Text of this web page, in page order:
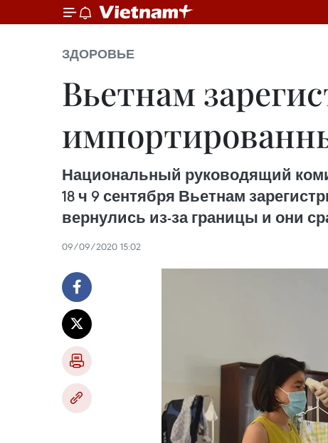
ЗДОРОВЬЕ
Вьетнам
Национальный руководящий
18 ч 9 сентября Вьетнам
вернулись из-за границы и они
09/09/2020 15:02